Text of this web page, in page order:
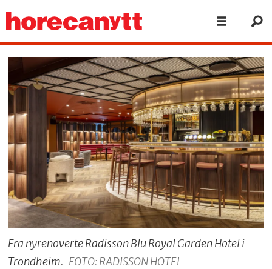
Fra nyrenoverte Radisson Blu Royal Garden Hotel i
Trondheim. FOTO: RADISSON HOTEL